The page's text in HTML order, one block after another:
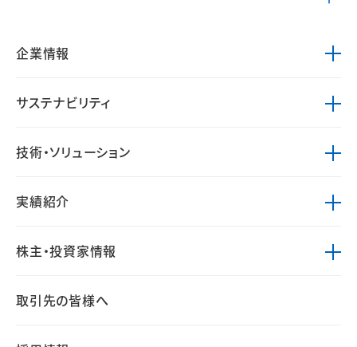
企業情報
サステナビリティ
技術・ソリューション
実績紹介
株主・投資家情報
取引先の皆様へ